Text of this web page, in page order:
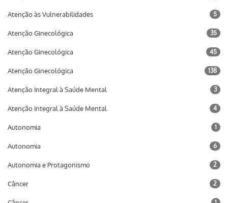
Atenção às Vulnerabilidades 5
Atenção Ginecológica 35
Atenção Ginecológica 45
Atenção Ginecológica 138
Atenção Integral à Saúde Mental 3
Atenção Integral à Saúde Mental 4
Autonomia 1
Autonomia 6
Autonomia e Protagonismo 2
Câncer 2